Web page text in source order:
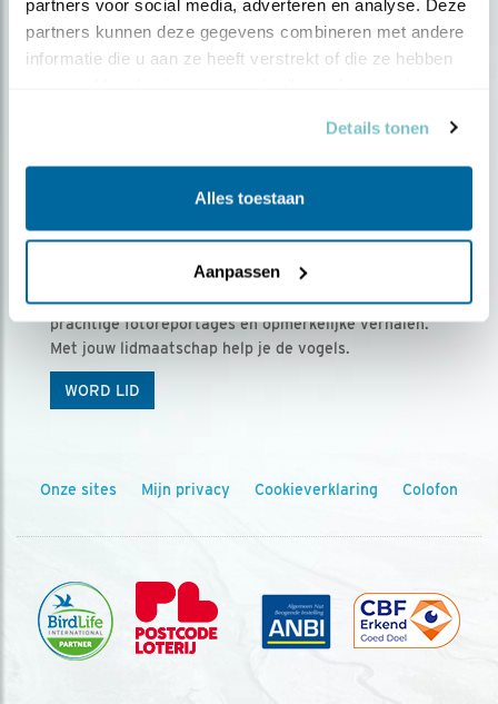
partners voor social media, adverteren en analyse. Deze
partners kunnen deze gegevens combineren met andere
informatie die u aan ze heeft verstrekt of die ze hebben
Details tonen
Alles toestaan
Aanpassen
Ontvang 5 x Vogels voor € 36,00 per jaar
Vogels is het tijdschrift voor onze leden, met
prachtige fotoreportages en opmerkelijke verhalen.
Met jouw lidmaatschap help je de vogels.
WORD LID
Onze sites Mijn privacy Cookieverklaring Colofon